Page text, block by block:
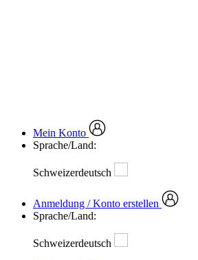
Mein Konto
Sprache/Land:
Schweizerdeutsch
Anmeldung / Konto erstellen
Sprache/Land:
Schweizerdeutsch